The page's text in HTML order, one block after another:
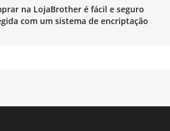
na LojaBrother é fácil e seguro
com um sistema de encriptação